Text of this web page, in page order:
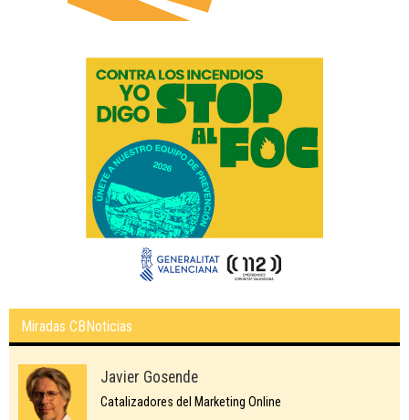
Miradas CBNoticias
Javier Gosende
Catalizadores del Marketing Online